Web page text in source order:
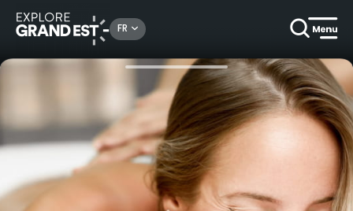
FR
Bien-être Rituel de "soins" 1h30 - Spa Verte Vallée